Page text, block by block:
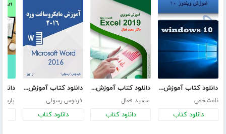
دانلود کتاب آموزش ویندوز 10
نامشخص
دانلود کتاب
دانلود کتاب آموزش گام به گام و تصویری اکسل 2019
سعید فعال
دانلود کتاب
دانلود کتاب آموزش مایکروسافت ورد 2016
فردوس رسولی
دانلود کتاب